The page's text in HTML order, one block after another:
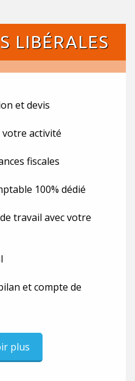
LIBÉRALES
et devis
activité
fiscales
100% dédié
travail avec votre
et compte de
plus